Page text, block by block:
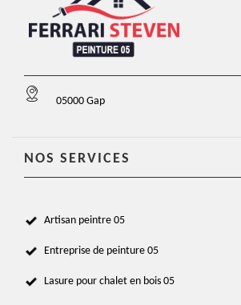
05000 Gap
NOS SERVICES
Artisan peintre 05
Entreprise de peinture 05
Lasure pour chalet en bois 05